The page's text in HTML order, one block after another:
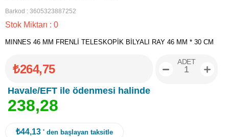
Barkod : 3605323887252
Stok Miktarı : 0
MINNES 46 MM FRENLİ TELESKOPİK BİLYALI RAY 46 MM * 30 CM
₺264,75
Havale/EFT ile ödenmesi halinde
238,28
ADET
₺44,13 ' den başlayan taksitle